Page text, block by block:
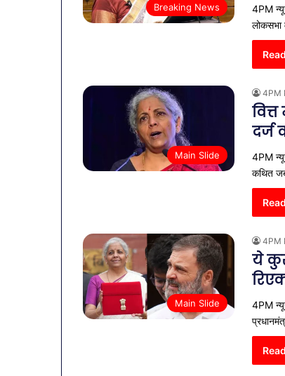
Breaking News
4PM
Main Slide
4PM
दर्ज
4PM
कथित
Main Slide
4PM
ये
4PM
व्यापारियों
को
राहत
January 9, 2026